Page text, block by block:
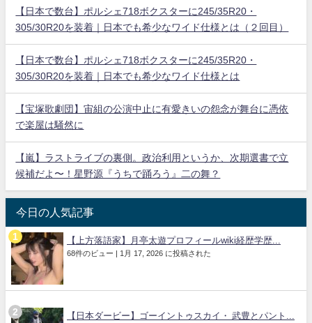
【日本で数台】ポルシェ718ボクスターに245/35R20・
305/30R20を装着｜日本でも希少なワイド仕様とは（２回目）
【日本で数台】ポルシェ718ボクスターに245/35R20・
305/30R20を装着｜日本でも希少なワイド仕様とは
【宝塚歌劇団】宙組の公演中止に有愛きいの怨念が舞台に憑依
で楽屋は騒然に
【嵐】ラストライブの裏側。政治利用というか、次期選書で立
候補だよ〜！星野源『うちで踊ろう』二の舞？
今日の人気記事
【上方落語家】月亭太遊プロフィールwiki経歴学歴...
68件のビュー | 1月 17, 2026 に投稿された
【日本ダービー】ゴーイントゥスカイ・ 武豊とパント...